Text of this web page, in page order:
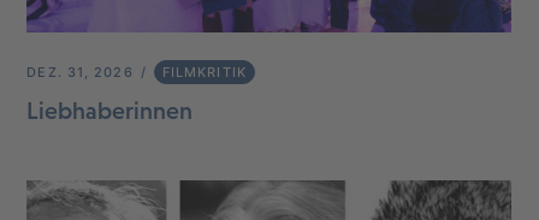
DEZ. 31, 2026 FILMKRITIK
Liebhaberinnen